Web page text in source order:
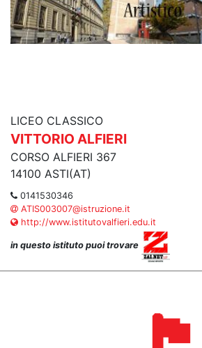
LICEO CLASSICO
VITTORIO ALFIERI
CORSO ALFIERI 367
14100 ASTI(AT)
0141530346
ATIS003007@istruzione.it
http://www.istitutovalfieri.edu.it
in questo istituto puoi trovare